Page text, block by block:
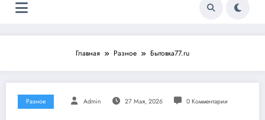
Главная Разное Бытовка77.ru
Разное Admin 27 Мая, 2026 0 Комментарии